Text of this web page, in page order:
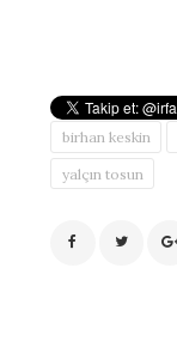
birhan keskin
yalçın tosun